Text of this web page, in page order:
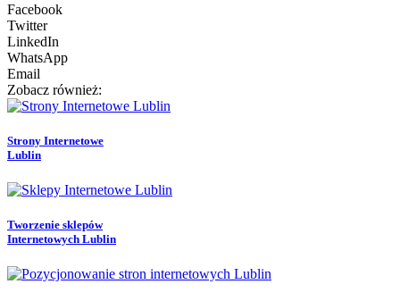
Facebook
Twitter
LinkedIn
WhatsApp
Email
Zobacz również:
Strony Internetowe
Lublin
Tworzenie sklepów
Internetowych Lublin